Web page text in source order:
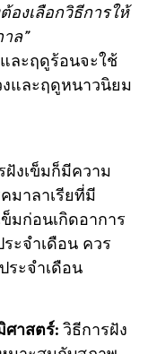
องเลือกวิธีการให้
ล”
ละฤดูร้อนจะใช้
และฤดูหนาวนิยม
ฝังเข็มก็มีความ
มาลาเรียที่มี
มก่อนเกิดอาการ
ะจำเดือน ควร
ระจำเดือน
ศาสตร์: วิธีการฝัง